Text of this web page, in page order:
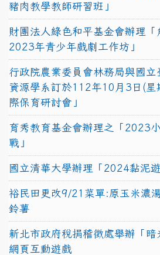
豬肉教學教師研習班」
財團法人綠色和平基金會辦理「
2023年青少年戲劇工作坊」
行政院農業委員會林務局與國立
資源學系訂於112年10月3日(星
際保育研討會」
育秀教育基金會辦理之「2023
戰」
國立清華大學辦理「2024黏泥遊
裕民田更改9/21菜單:原玉米濃
鈴薯
新北市政府稅捐稽徵處舉辦「暗
網頁互動遊戲